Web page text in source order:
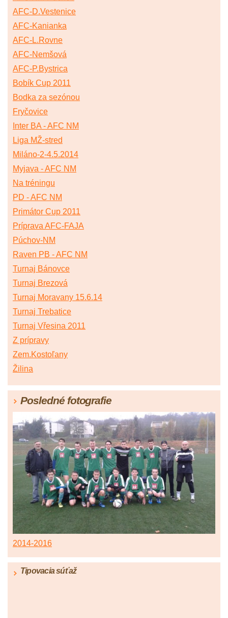
AFC-D.Vestenice
AFC-Kanianka
AFC-L.Rovne
AFC-Nemšová
AFC-P.Bystrica
Bobík Cup 2011
Bodka za sezónou
Fryčovice
Inter BA - AFC NM
Liga MŽ-stred
Miláno-2-4.5.2014
Myjava - AFC NM
Na tréningu
PD - AFC NM
Primátor Cup 2011
Príprava AFC-FAJA
Púchov-NM
Raven PB - AFC NM
Turnaj Bánovce
Turnaj Brezová
Turnaj Moravany 15.6.14
Turnaj Trebatice
Turnaj Vřesina 2011
Z prípravy
Zem.Kostoľany
Žilina
Posledné fotografie
2014-2016
Tipovacia súťaž